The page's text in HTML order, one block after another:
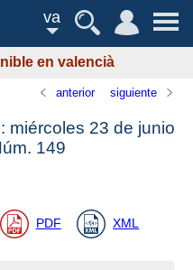
va
en valencià
anterior siguiente
miércoles 23 de junio
149
PDF XML